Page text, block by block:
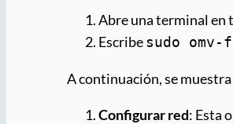
Abre una terminal en
Escribesudo
A continuación, se
Configurar red: Esta